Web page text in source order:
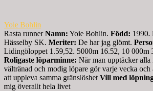
Yoie Bohlin
Rasta runnerNamn: Yoie Bohlin. Född: 1990.
Hässelby SK. Meriter: De har jag glömt.
Lidingöloppet 1.59,52. 5000m 16.52, 10 000m
Roligaste löparminne: När man upptäcker
vältränad och modig löpare gör varje vecka och
att uppleva samma gränslöshet Vill med
mig överallt hela livet